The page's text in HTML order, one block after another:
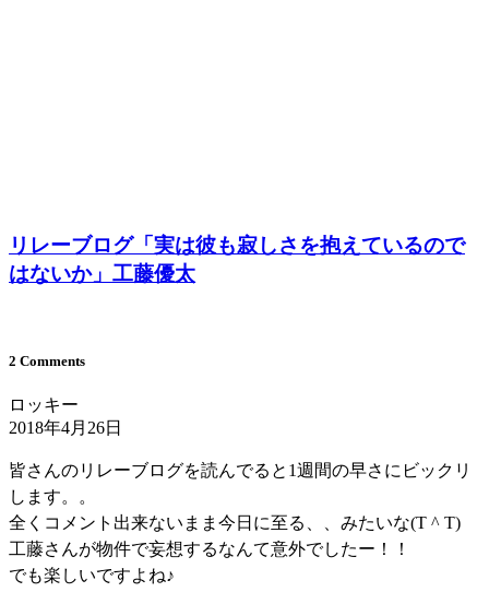
リレーブログ「実は彼も寂しさを抱えているので
はないか」工藤優太
2 Comments
ロッキー
2018年4月26日
皆さんのリレーブログを読んでると1週間の早さにビックリ
します。。
全くコメント出来ないまま今日に至る、、みたいな(T ^ T)
工藤さんが物件で妄想するなんて意外でしたー！！
でも楽しいですよね♪